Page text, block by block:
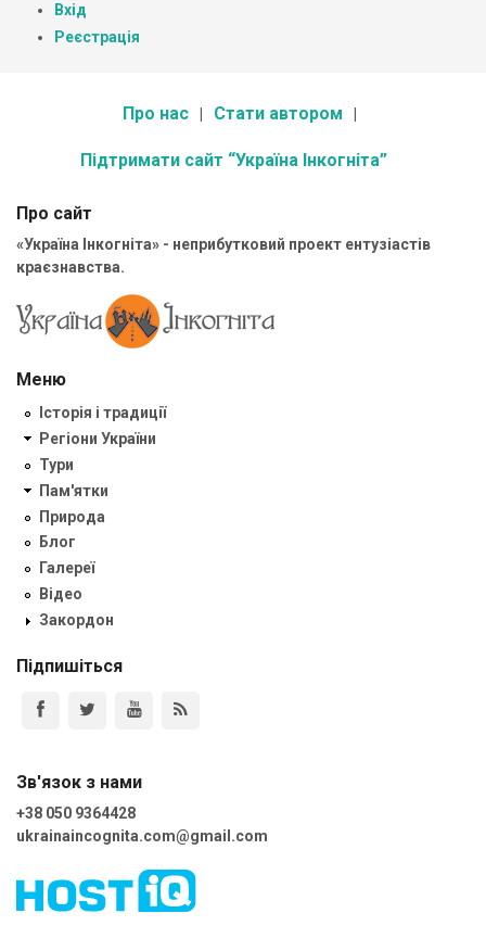
Вхід
Реєстрація
Про нас Стати автором
Підтримати сайт “Україна Інкогніта”
Про сайт
«Україна Інкогніта» - неприбутковий проект ентузіастів
краєзнавства.
Меню
Історія і традиції
Регіони України
Тури
Пам'ятки
Природа
Блог
Галереї
Відео
Закордон
Підпишіться
Зв'язок з нами
+38 050 9364428
ukrainaincognita.com@gmail.com